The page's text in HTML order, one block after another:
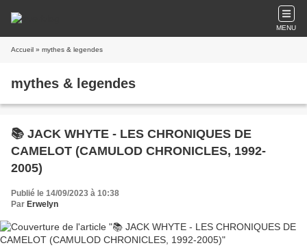
MENU
Accueil » mythes & legendes
mythes & legendes
📚 JACK WHYTE - LES CHRONIQUES DE
CAMELOT (CAMULOD CHRONICLES, 1992-
2005)
Publié le 14/09/2023 à 10:38
Par Erwelyn